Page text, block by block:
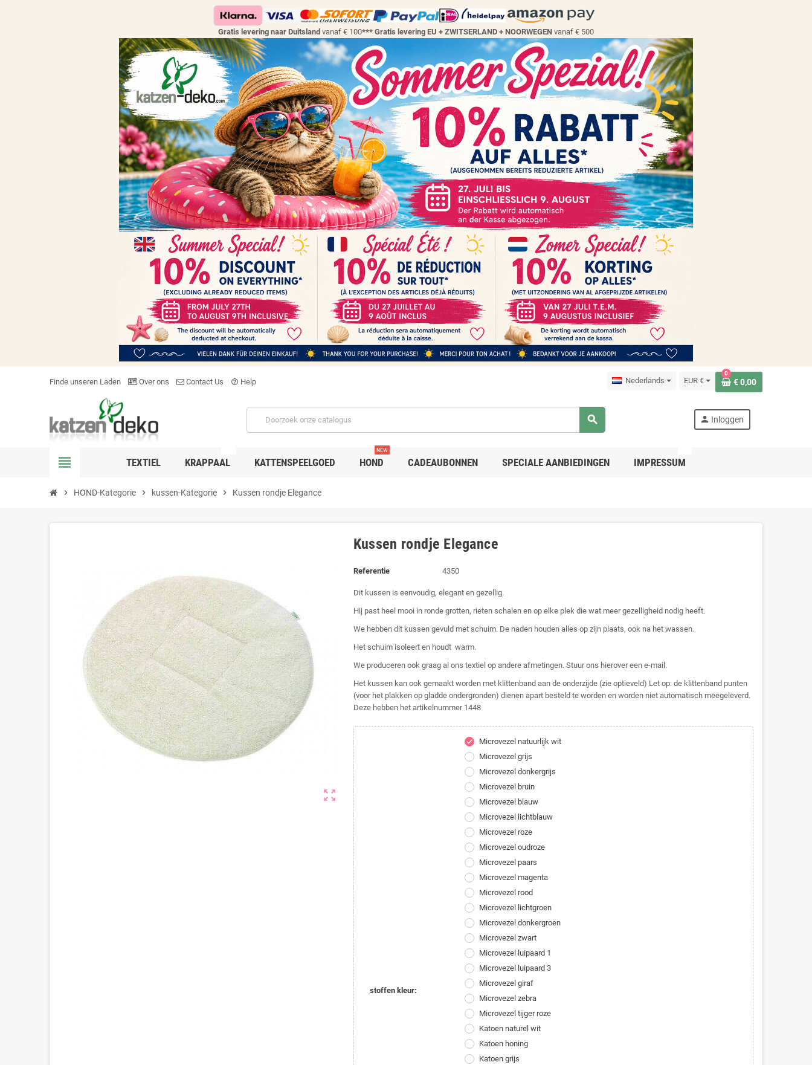
Gratis levering naar Duitsland vanaf € 100*** Gratis levering EU + ZWITSERLAND + NOORWEGEN vanaf € 500
Finde unseren Laden Over ons Contact Us help_outline Help Nederlands EUR €
0
€ 0,00
search person Inloggen
view_headline TEXTIEL KRAPPAAL KATTENSPEELGOED HOND
NEW
CADEAUBONNEN SPECIALE AANBIEDINGEN IMPRESSUM
chevron_right HOND-Kategorie chevron_right kussen-Kategorie chevron_right Kussen rondje Elegance
zoom_out_map
Kussen rondje Elegance
Referentie 4350
Dit kussen is eenvoudig, elegant en gezellig.
Hij past heel mooi in ronde grotten, rieten schalen en op elke plek die wat meer gezelligheid nodig heeft.
We hebben dit kussen gevuld met schuim. De naden houden alles op zijn plaats, ook na het wassen.
Het schuim isoleert en houdt warm.
We produceren ook graag al ons textiel op andere afmetingen. Stuur ons hierover een e-mail.
Het kussen kan ook gemaakt worden met klittenband aan de onderzijde (zie optieveld) Let op: de klittenband punten
(voor het plakken op gladde ondergronden) dienen apart besteld te worden en worden niet automatisch meegeleverd.
Deze hebben het artikelnummer 1448
stoffen kleur:
check
Microvezel natuurlijk wit
Microvezel grijs
Microvezel donkergrijs
Microvezel bruin
Microvezel blauw
Microvezel lichtblauw
Microvezel roze
Microvezel oudroze
Microvezel paars
Microvezel magenta
Microvezel rood
Microvezel lichtgroen
Microvezel donkergroen
Microvezel zwart
Microvezel luipaard 1
Microvezel luipaard 3
Microvezel giraf
Microvezel zebra
Microvezel tijger roze
Katoen naturel wit
Katoen honing
Katoen grijs